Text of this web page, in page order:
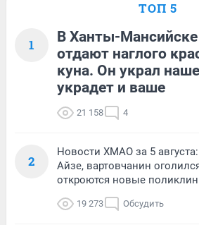
ТОП 5
1
В Ханты-Мансийске
отдают наглого
куна. Он украл
украдет и ваше
21 158 4
2
Новости ХМАО за 5
Айзе, вартовчанин
откроются новые
19 273 Обсудить